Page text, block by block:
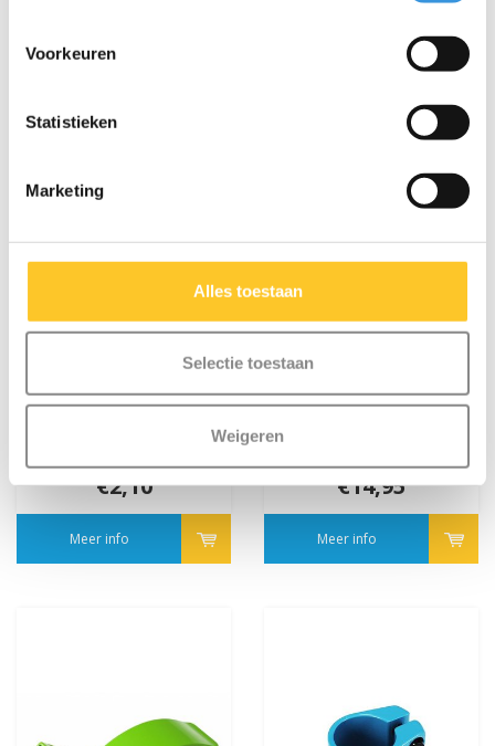
Voorkeuren
Statistieken
Marketing
Alles toestaan
Selectie toestaan
Weigeren
Tube MX Trixx (3141)
€2,10
Meer info
Balhoofd set MX Trixx
€14,95
Meer info